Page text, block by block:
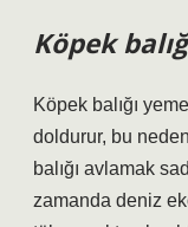
Köpek
Köpek balığı
doldurur, bu
balığı avlamak
zamanda deniz